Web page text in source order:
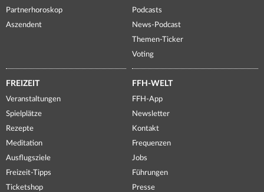
Partnerhoroskop
Aszendent
Podcasts
News-Podcast
Themen-Ticker
Voting
FREIZEIT
Veranstaltungen
Spielplätze
Rezepte
Meditation
Ausflugsziele
Freizeit-Tipps
Ticketshop
FFH-WELT
FFH-App
Newsletter
Kontakt
Frequenzen
Jobs
Führungen
Presse